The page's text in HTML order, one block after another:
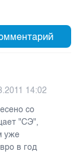
14:02
со
"СЭ",
уже
в год